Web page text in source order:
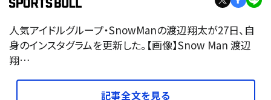
人気アイドルグループ・SnowManの渡辺翔太が27日、自
身のインスタグラムを更新した。【画像】Snow Man 渡辺
翔…
記事全文を見る